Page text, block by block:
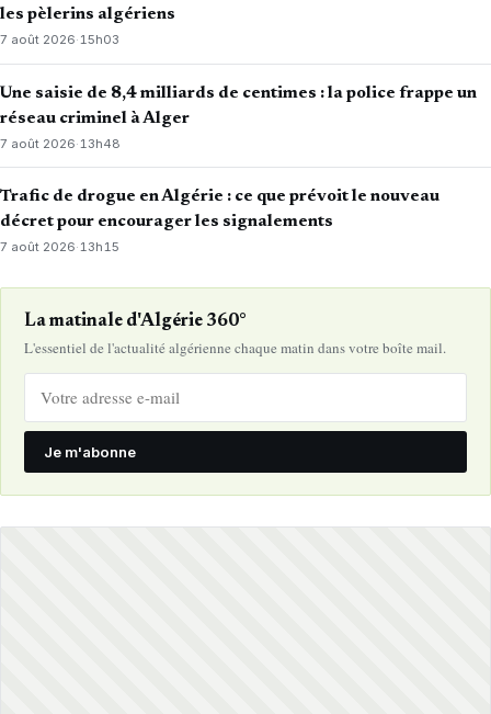
les pèlerins algériens
7 août 2026·15h03
Une saisie de 8,4 milliards de centimes : la police frappe un
réseau criminel à Alger
7 août 2026· 13h48
Trafic de drogue en Algérie : ce que prévoit le nouveau
décret pour encourager les signalements
7 août 2026·13h15
La matinale d'Algérie 360°
L'essentiel de l'actualité algérienne chaque matin dans votre boîte mail.
Je m'abonne